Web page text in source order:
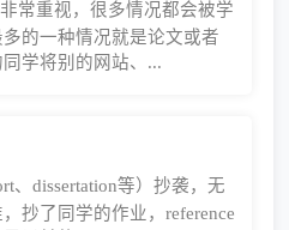
常重视，很多情况都会被学
的一种情况就是论文或者
学将别的网站、...
、dissertation等）抄袭，无
抄了同学的作业，reference